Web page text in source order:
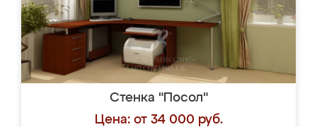
Стенка "Посол"
Цена: от 34 000 руб.